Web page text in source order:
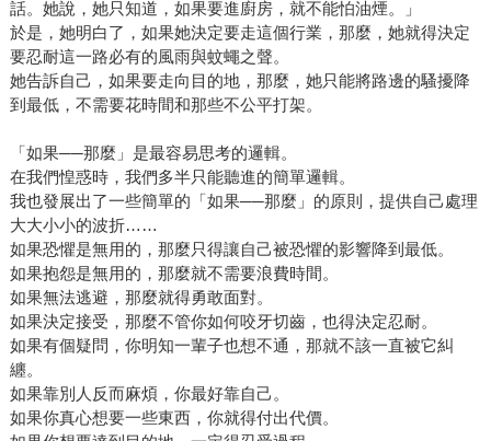
話。她說，她只知道，如果要進廚房，就不能怕油煙。」
於是，她明白了，如果她決定要走這個行業，那麼，她就得決定
要忍耐這一路必有的風雨與蚊蠅之聲。
她告訴自己，如果要走向目的地，那麼，她只能將路邊的騷擾降
到最低，不需要花時間和那些不公平打架。
「如果──那麼」是最容易思考的邏輯。
在我們惶惑時，我們多半只能聽進的簡單邏輯。
我也發展出了一些簡單的「如果──那麼」的原則，提供自己處理
大大小小的波折……
如果恐懼是無用的，那麼只得讓自己被恐懼的影響降到最低。
如果抱怨是無用的，那麼就不需要浪費時間。
如果無法逃避，那麼就得勇敢面對。
如果決定接受，那麼不管你如何咬牙切齒，也得決定忍耐。
如果有個疑問，你明知一輩子也想不通，那就不該一直被它糾
纏。
如果靠別人反而麻煩，你最好靠自己。
如果你真心想要一些東西，你就得付出代價。